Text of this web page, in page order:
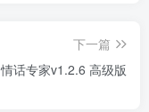
下一篇
情话专家v1.2.6 高级版